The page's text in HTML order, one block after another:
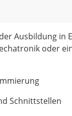
Ausbildung in
oder
Schnittstellen